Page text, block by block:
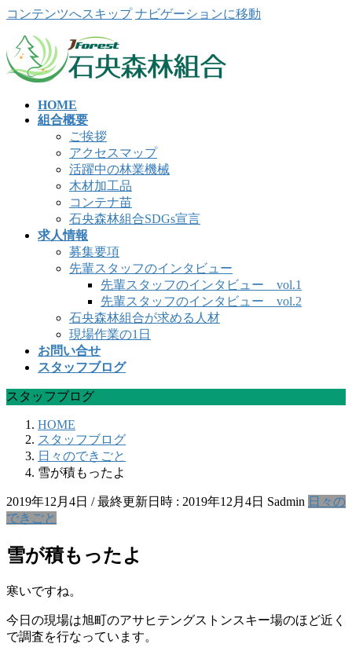
コンテンツへスキップ ナビゲーションに移動
HOME
組合概要
ご挨拶
アクセスマップ
活躍中の林業機械
木材加工品
コンテナ苗
石央森林組合SDGs宣言
求人情報
募集要項
先輩スタッフのインタビュー
先輩スタッフのインタビュー vol.1
先輩スタッフのインタビュー vol.2
石央森林組合が求める人材
現場作業の1日
お問い合せ
スタッフブログ
スタッフブログ
HOME
スタッフブログ
日々のできごと
雪が積もったよ
2019年12月4日 / 最終更新日時 : 2019年12月4日 Sadmin 日々の
できごと
雪が積もったよ
寒いですね。
今日の現場は旭町のアサヒテングストンスキー場のほど近く
で調査を行なっています。